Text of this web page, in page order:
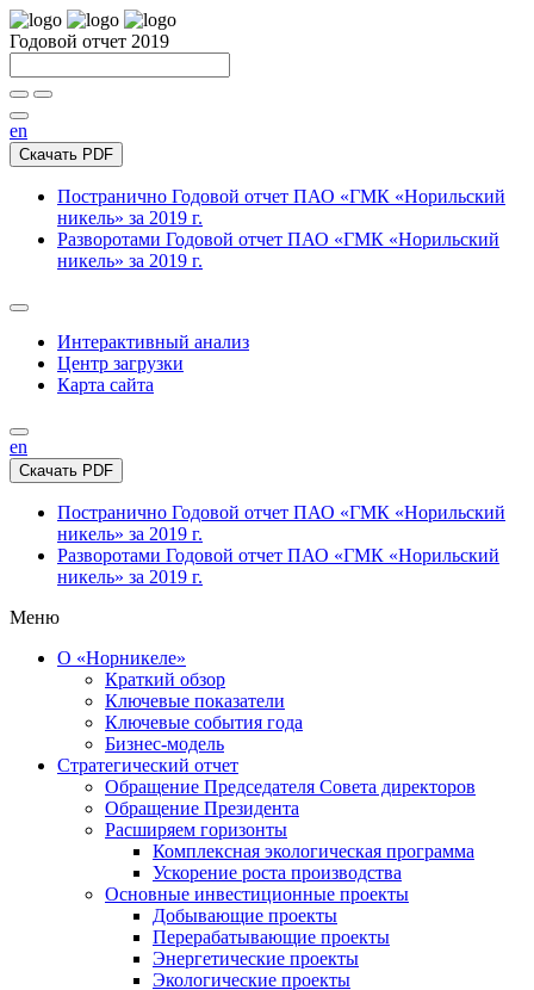
Годовой отчет 2019
en
Скачать PDF
Постранично Годовой отчет ПАО «ГМК «Норильский
никель» за 2019 г.
Разворотами Годовой отчет ПАО «ГМК «Норильский
никель» за 2019 г.
Интерактивный анализ
Центр загрузки
Карта сайта
en
Скачать PDF
Постранично Годовой отчет ПАО «ГМК «Норильский
никель» за 2019 г.
Разворотами Годовой отчет ПАО «ГМК «Норильский
никель» за 2019 г.
Меню
О «Норникеле»
Краткий обзор
Ключевые показатели
Ключевые события года
Бизнес-модель
Стратегический отчет
Обращение Председателя Совета директоров
Обращение Президента
Расширяем горизонты
Комплексная экологическая программа
Ускорение роста производства
Основные инвестиционные проекты
Добывающие проекты
Перерабатывающие проекты
Энергетические проекты
Экологические проекты